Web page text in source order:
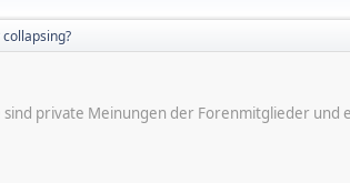
private Meinungen der Forenmitglieder